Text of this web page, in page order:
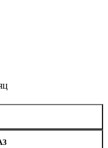
РФ 3441 - крем с 2